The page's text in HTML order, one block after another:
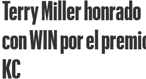
Terry Miller honrado
con WIN por el
KC